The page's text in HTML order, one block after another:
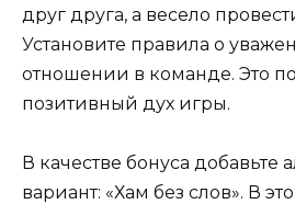
друг друга, а весело
Установите правила о
отношении в команде. Это
позитивный дух игры.
В качестве бонуса добавьте
вариант: «Хам без слов». В